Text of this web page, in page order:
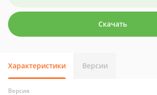
Скачать
Характеристики Версии
Версия